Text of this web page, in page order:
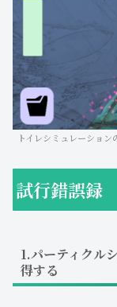
トイレシミュレーション
試行錯誤録
1.パーティクル
得する